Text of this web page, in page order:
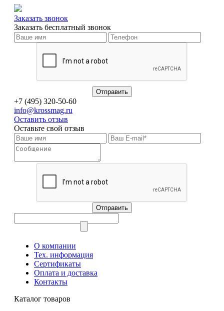
Заказать звонок
Заказать бесплатный звонок
+7 (495) 320-50-60
info@krossmag.ru
Оставить отзыв
Оставьте свой отзыв
О компании
Тех. информация
Сертификаты
Оплата и доставка
Контакты
Каталог товаров